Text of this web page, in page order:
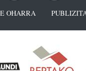
OHARRA